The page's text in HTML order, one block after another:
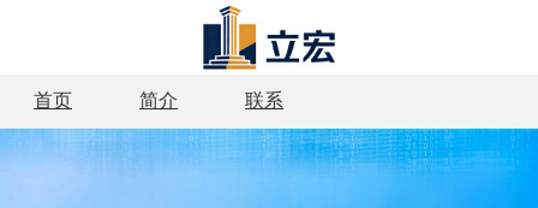
首页 简介 联系